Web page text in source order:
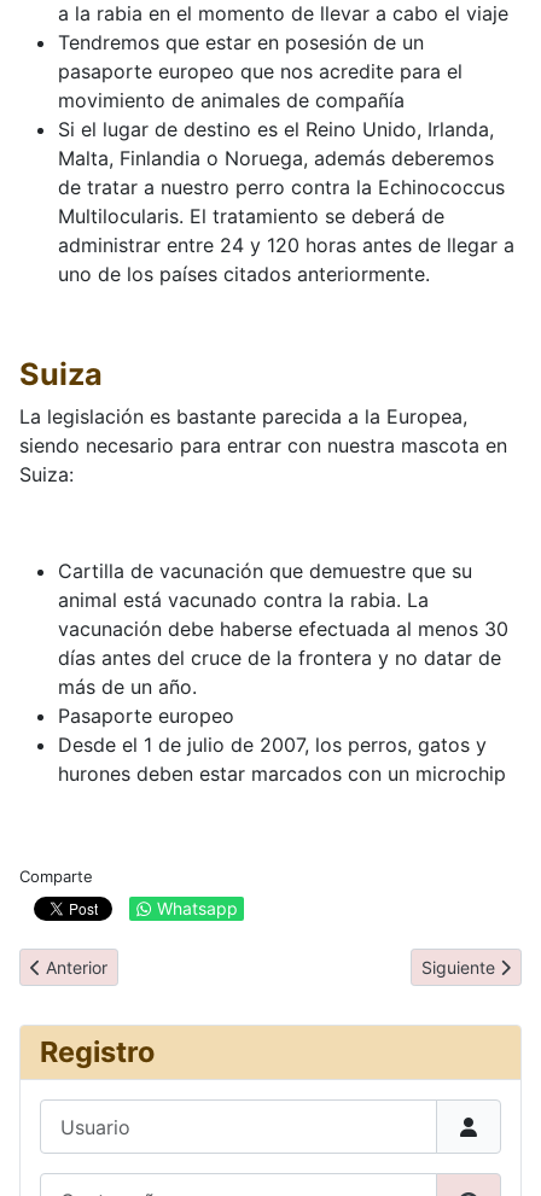
a la rabia en el momento de llevar a cabo el viaje
Tendremos que estar en posesión de un
pasaporte europeo que nos acredite para el
movimiento de animales de compañía
Si el lugar de destino es el Reino Unido, Irlanda,
Malta, Finlandia o Noruega, además deberemos
de tratar a nuestro perro contra la Echinococcus
Multilocularis. El tratamiento se deberá de
administrar entre 24 y 120 horas antes de llegar a
uno de los países citados anteriormente.
Suiza
La legislación es bastante parecida a la Europea,
siendo necesario para entrar con nuestra mascota en
Suiza:
Cartilla de vacunación que demuestre que su
animal está vacunado contra la rabia. La
vacunación debe haberse efectuada al menos 30
días antes del cruce de la frontera y no datar de
más de un año.
Pasaporte europeo
Desde el 1 de julio de 2007, los perros, gatos y
hurones deben estar marcados con un microchip
Comparte
Whatsapp
Artículo anterior: Información general
Anterior Artículo
Siguiente
Registro